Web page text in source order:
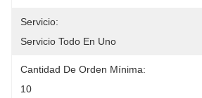
Servicio:
Servicio Todo En Uno
Cantidad De Orden Mínima:
10